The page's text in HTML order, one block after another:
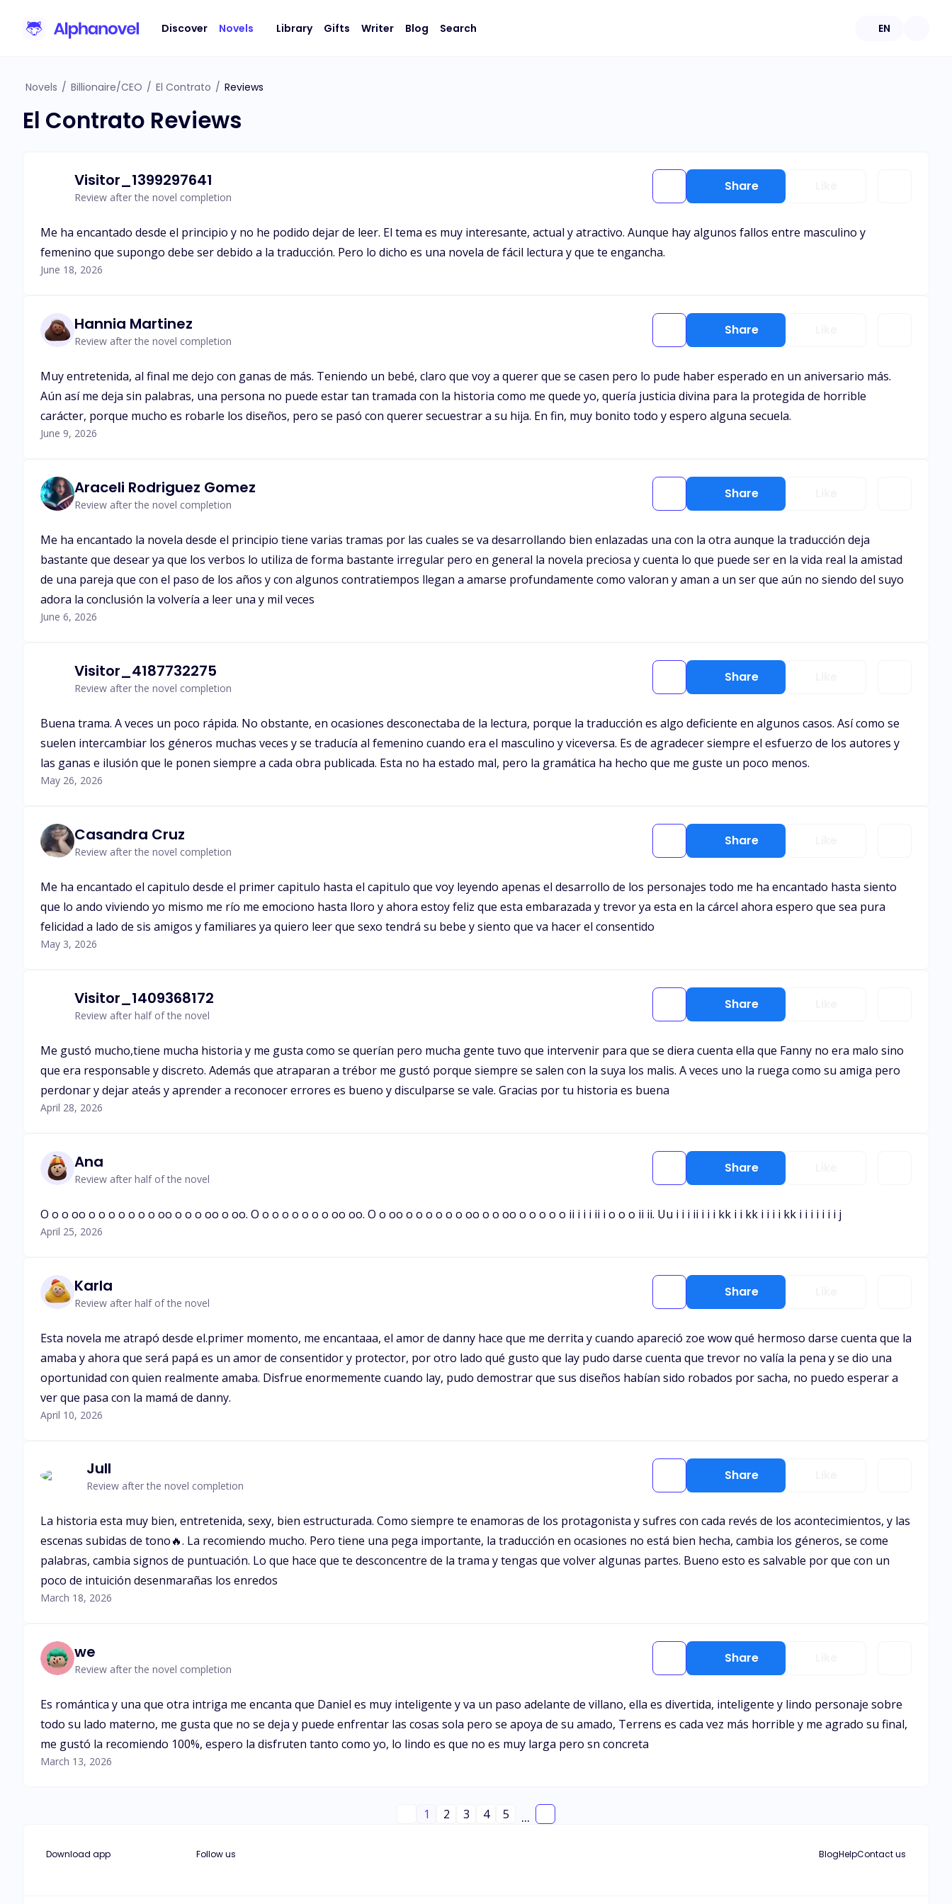
Discover Novels Library Gifts Writer Blog Search EN
Novels / Billionaire/CEO / El Contrato / Reviews
El Contrato Reviews
Visitor_1399297641
Review after the novel completion
Share
Me ha encantado desde el principio y no he podido dejar de leer. El tema es muy interesante, actual y atractivo. Aunque hay algunos fallos entre masculino y
femenino que supongo debe ser debido a la traducción. Pero lo dicho es una novela de fácil lectura y que te engancha.
June 18, 2026
Hannia Martinez
Review after the novel completion
Share
Muy entretenida, al final me dejo con ganas de más. Teniendo un bebé, claro que voy a querer que se casen pero lo pude haber esperado en un aniversario más.
Aún así me deja sin palabras, una persona no puede estar tan tramada con la historia como me quede yo, quería justicia divina para la protegida de horrible
carácter, porque mucho es robarle los diseños, pero se pasó con querer secuestrar a su hija. En fin, muy bonito todo y espero alguna secuela.
June 9, 2026
Araceli Rodriguez Gomez
Review after the novel completion
Share
Me ha encantado la novela desde el principio tiene varias tramas por las cuales se va desarrollando bien enlazadas una con la otra aunque la traducción deja
bastante que desear ya que los verbos lo utiliza de forma bastante irregular pero en general la novela preciosa y cuenta lo que puede ser en la vida real la amistad
de una pareja que con el paso de los años y con algunos contratiempos llegan a amarse profundamente como valoran y aman a un ser que aún no siendo del suyo
adora la conclusión la volvería a leer una y mil veces
June 6, 2026
Visitor_4187732275
Review after the novel completion
Share
Buena trama. A veces un poco rápida. No obstante, en ocasiones desconectaba de la lectura, porque la traducción es algo deficiente en algunos casos. Así como se
suelen intercambiar los géneros muchas veces y se traducía al femenino cuando era el masculino y viceversa. Es de agradecer siempre el esfuerzo de los autores y
las ganas e ilusión que le ponen siempre a cada obra publicada. Esta no ha estado mal, pero la gramática ha hecho que me guste un poco menos.
May 26, 2026
Casandra Cruz
Review after the novel completion
Share
Me ha encantado el capitulo desde el primer capitulo hasta el capitulo que voy leyendo apenas el desarrollo de los personajes todo me ha encantado hasta siento
que lo ando viviendo yo mismo me río me emociono hasta lloro y ahora estoy feliz que esta embarazada y trevor ya esta en la cárcel ahora espero que sea pura
felicidad a lado de sis amigos y familiares ya quiero leer que sexo tendrá su bebe y siento que va hacer el consentido
May 3, 2026
Visitor_1409368172
Review after half of the novel
Share
Me gustó mucho,tiene mucha historia y me gusta como se querían pero mucha gente tuvo que intervenir para que se diera cuenta ella que Fanny no era malo sino
que era responsable y discreto. Además que atraparan a trébor me gustó porque siempre se salen con la suya los malis. A veces uno la ruega como su amiga pero
perdonar y dejar ateás y aprender a reconocer errores es bueno y disculparse se vale. Gracias por tu historia es buena
April 28, 2026
Ana
Review after half of the novel
Share
O o o oo o o o o o o o oo o o o oo o oo. O o o o o o o o oo oo. O o oo o o o o o o oo o o oo o o o o o ii i i i ii i o o o ii ii. Uu i i i ii i i i kk i i kk i i i i kk i i i i i i i j
April 25, 2026
Karla
Review after half of the novel
Share
Esta novela me atrapó desde el.primer momento, me encantaaa, el amor de danny hace que me derrita y cuando apareció zoe wow qué hermoso darse cuenta que la
amaba y ahora que será papá es un amor de consentidor y protector, por otro lado qué gusto que lay pudo darse cuenta que trevor no valía la pena y se dio una
oportunidad con quien realmente amaba. Disfrue enormemente cuando lay, pudo demostrar que sus diseños habían sido robados por sacha, no puedo esperar a
ver que pasa con la mamá de danny.
April 10, 2026
Jull
Review after the novel completion
Share
La historia esta muy bien, entretenida, sexy, bien estructurada. Como siempre te enamoras de los protagonista y sufres con cada revés de los acontecimientos, y las
escenas subidas de tono🔥. La recomiendo mucho. Pero tiene una pega importante, la traducción en ocasiones no está bien hecha, cambia los géneros, se come
palabras, cambia signos de puntuación. Lo que hace que te desconcentre de la trama y tengas que volver algunas partes. Bueno esto es salvable por que con un
poco de intuición desenmarañas los enredos
March 18, 2026
we
Review after the novel completion
Share
Es romántica y una que otra intriga me encanta que Daniel es muy inteligente y va un paso adelante de villano, ella es divertida, inteligente y lindo personaje sobre
todo su lado materno, me gusta que no se deja y puede enfrentar las cosas sola pero se apoya de su amado, Terrens es cada vez más horrible y me agrado su final,
me gustó la recomiendo 100%, espero la disfruten tanto como yo, lo lindo es que no es muy larga pero sn concreta
March 13, 2026
1 2 3 4 5 ...
Download app Follow us BlogHelpContact us